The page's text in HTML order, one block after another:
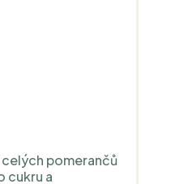
pomerančů
cukru a